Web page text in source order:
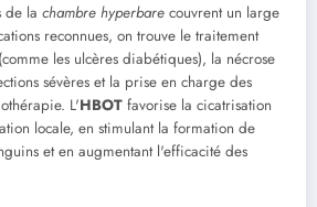
de la chambre hyperbare couvrent un large
reconnues, on trouve le traitement
les ulcères diabétiques), la nécrose
sévères et la prise en charge des
L'HBOT favorise la cicatrisation
locale, en stimulant la formation de
et en augmentant l'efficacité des